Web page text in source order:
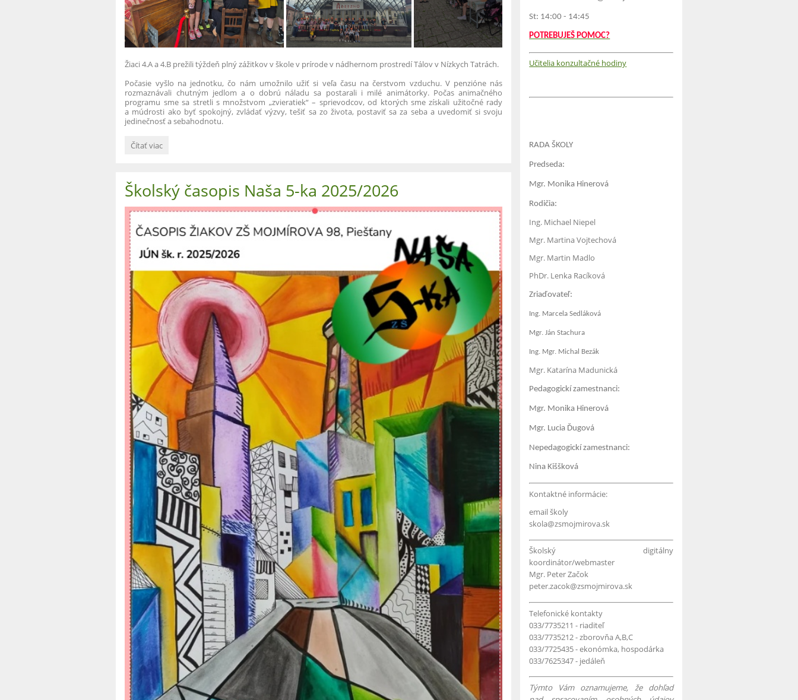
Žiaci 4.A a 4.B prežili týždeň plný zážitkov v škole v prírode v nádhernom prostredí Tálov v Nízkych Tatrách.
Počasie vyšlo na jednotku, čo nám umožnilo užiť si veľa času na čerstvom vzduchu. V penzióne nás
rozmaznávali chutným jedlom a o dobrú náladu sa postarali i milé animátorky. Počas animačného
programu sme sa stretli s množstvom „zvieratiek“ – sprievodcov, od ktorých sme získali užitočné rady
a múdrosti ako byť spokojný, zvládať výzvy, tešiť sa zo života, postaviť sa za seba a uvedomiť si svoju
jedinečnosť a sebahodnotu.
Škola
Čítať viac
Školský časopis Naša 5-ka 2025/2026
St: 14:00 - 14:45
POTREBUJEŠ POMOC?
Učitelia konzultačné hodiny
RADA ŠKOLY
Predseda:
Mgr. Monika Hinerová
Rodičia:
Ing. Michael Niepel
Mgr. Martina Vojtechová
Mgr. Martin Madlo
PhDr. Lenka Racíková
Zriaďovateľ:
Ing. Marcela Sedláková
Mgr. Ján Stachura
Ing. Mgr. Michal Bezák
Mgr. Katarína Madunická
Pedagogickí zamestnanci:
Mgr. Monika Hinerová
Mgr. Lucia Ďugová
Nepedagogickí zamestnanci:
Nina Kiššková
Kontaktné informácie:
email školy
skola@zsmojmirova.sk
Školský digitálny
koordinátor/webmaster
Mgr. Peter Začok
peter.zacok@zsmojmirova.sk
Telefonické kontakty
033/7735211 - riaditeľ
033/7735212 - zborovňa A,B,C
033/7725435 - ekonómka, hospodárka
033/7625347 - jedáleň
Týmto Vám oznamujeme, že dohľad